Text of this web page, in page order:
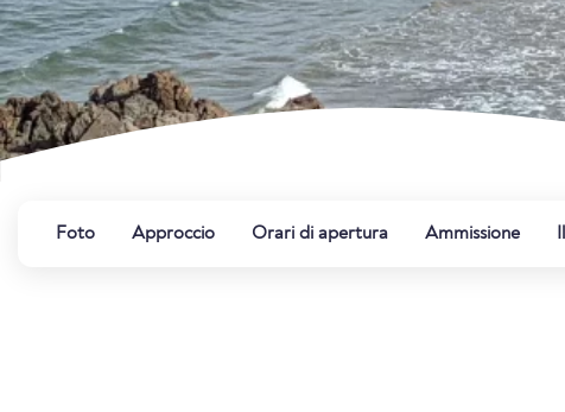
Foto Approccio Orari di apertura Ammissione